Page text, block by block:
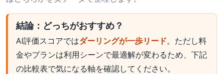
結論：どっちがおすすめ？
AI評価スコアではダーリングが一歩リード。ただし料
金やプランは利用シーンで最適解が変わるため、下記
の比較表で気になる軸を確認してください。